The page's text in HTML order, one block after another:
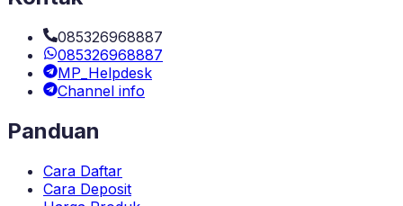
085326968887
085326968887
MP_Helpdesk
Channel info
Panduan
Cara Daftar
Cara Deposit